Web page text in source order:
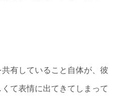
有していること自体が、彼
て表情に出てきてしまって